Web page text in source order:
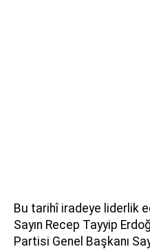
Bu tarihî iradeye liderlik
Sayın Recep Tayyip
Partisi Genel Başkanı